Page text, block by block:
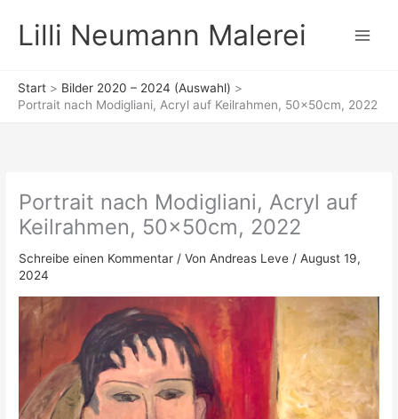
Inhalt
springen
Lilli Neumann Malerei
Start
Bilder 2020 – 2024 (Auswahl)
Portrait nach Modigliani, Acryl auf Keilrahmen, 50x50cm, 2022
Portrait nach Modigliani, Acryl auf
Keilrahmen, 50x50cm, 2022
Schreibe einen Kommentar / VonAndreas Leve /August 19,
2024